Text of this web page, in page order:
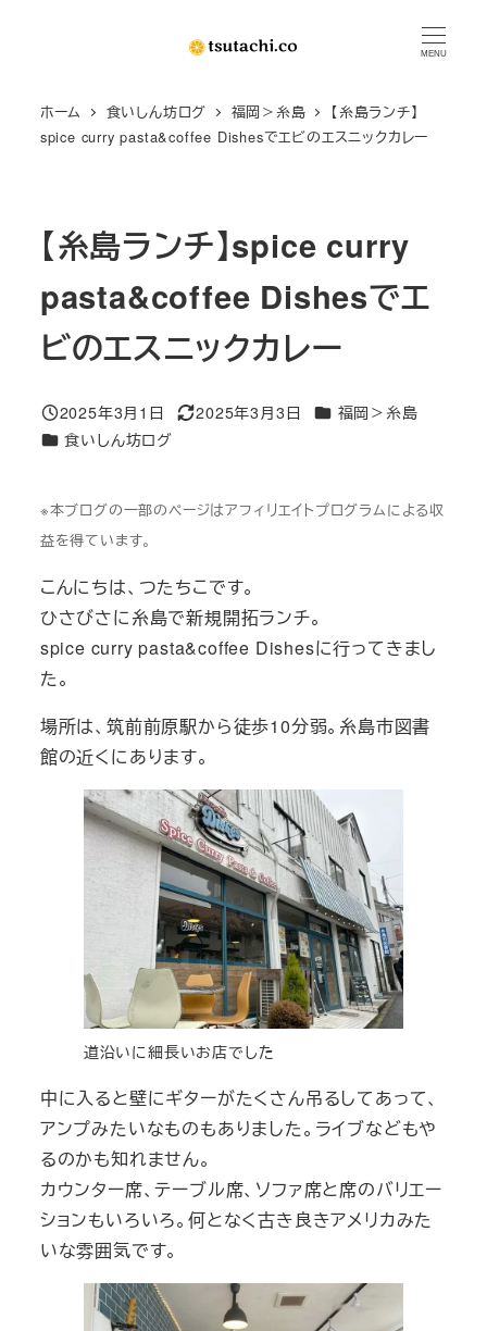
MENU
ホーム 食いしん坊ログ 福岡＞糸島
【糸島ランチ】
spice curry pasta&coffee Dishesでエビのエスニックカレー
【糸島ランチ】spice curry
pasta&coffee Dishesでエ
ビのエスニックカレー
投稿日
2025年3月1日
更新日
2025年3月3日 カテゴリー
福岡＞糸島
カテゴリー
食いしん坊ログ
※本ブログの一部のページはアフィリエイトプログラムによる収
益を得ています。
こんにちは、つたちこです。
ひさびさに糸島で新規開拓ランチ。
spice curry pasta&coffee Dishesに行ってきまし
た。
場所は、筑前前原駅から徒歩10分弱。糸島市図書
館の近くにあります。
道沿いに細長いお店でした
中に入ると壁にギターがたくさん吊るしてあって、
アンプみたいなものもありました。ライブなどもや
るのかも知れません。
カウンター席、テーブル席、ソファ席と席のバリエー
ションもいろいろ。何となく古き良きアメリカみた
いな雰囲気です。